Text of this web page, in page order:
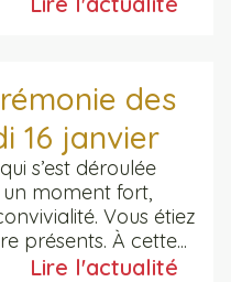
des
16 janvier
s’est déroulée
moment fort,
Vous étiez
présents. À cette...
Lire l'actualité